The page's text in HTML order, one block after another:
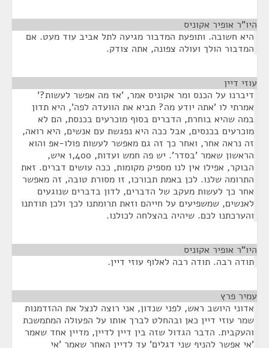
היו"ר אופיר אקוניס
היא חשובה. ותופעת המדבור מגיעה לתל אביב עוד מעט. אם
המדבור הולך ועולה צפונה, אתה צודק.
עוזי דיין
דיברנו על הכנס ומר אקוניס אמר, 'אז מה אפשר לעשות?'
אמרתי לו 'אתה יודע מה? תביא את הוועדה לפה', היא תדון
במה שהיא בוחרת, הדברים בסוף מוכרעים בכנסת, הם לא
מוכרעים בכנסים, אבל ככה היא נפגשת עם אנשים, היא רואה,
זה נראה אחר, ואחר כך זה גם מאפשר לעשות פולו-אפ והוא
הראשון שאמר 'בסדר'. יש פה חמש ועדות, 1,400 איש,
הבוקר, אפילו אין לנו מספיק מקומות, ככה עושים דברים. זאת
התרומה שלנו. לכן באמת תבורכו, זו מסורת טובה, זה מאפשר
אחר כך לעשות מעקב של הדברים, לדון בדברים שנוגעים
לאנשים, שמשפיעים על חייהם וזאת תרומתנו לכך ולכן תודתנו
והערכתנו לכם. שיהיה בהצלחה לכולנו.
היו"ר אופיר אקוניס
תודה רבה. תודה רבה לאלוף עוזי דיין.
עמיר פרץ
אדוני היושב ראש, לפני שנדון, אני רוצה לנצל את ההזדמנות
שמר עוזי דיין כאן ובהחלט לברך אותו על הפעולה המתמשכת
והעקבית. הדבר הגדול שזה בין דיין לדיין, מדיין אחד שאמר
'אי אפשר להניף שני דגלים' עד לדיין האחר שאמר 'אי